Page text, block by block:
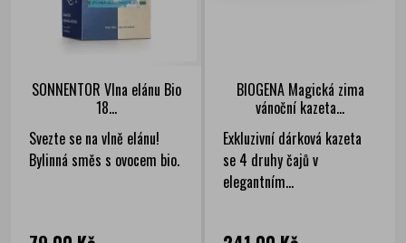
SONNENTOR Vlna elánu Bio
18...
Svezte se na vlně elánu!
Bylinná směs s ovocem bio.
BIOGENA Magická zima
vánoční kazeta...
Exkluzivní dárková kazeta
se 4 druhy čajů v
elegantním...